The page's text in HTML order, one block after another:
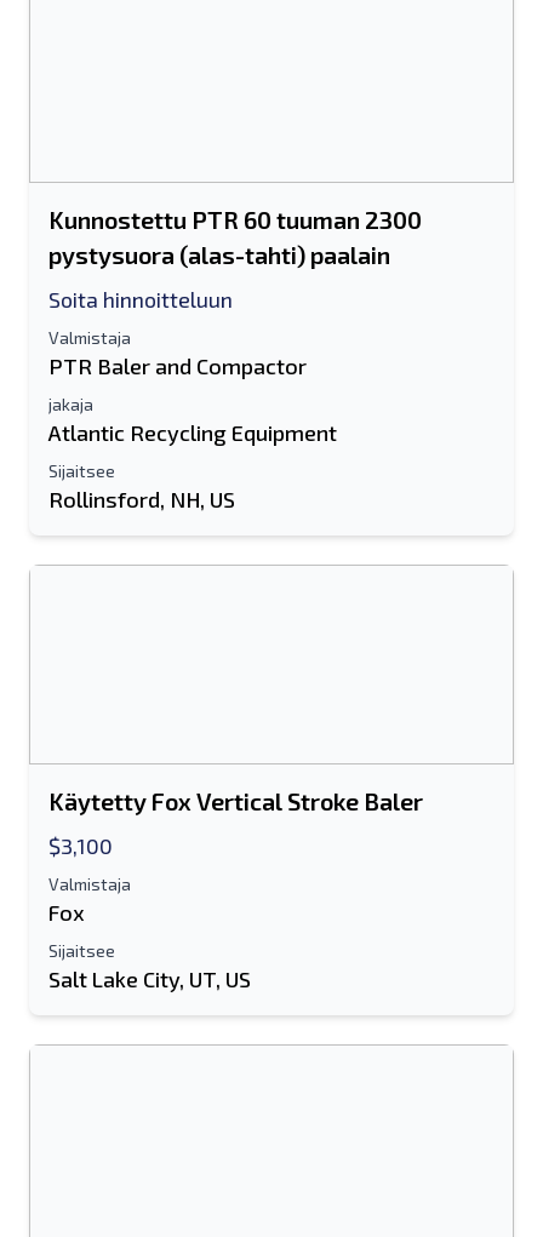
Kunnostettu PTR 60 tuuman 2300
pystysuora (alas-tahti) paalain
Soita hinnoitteluun
Valmistaja
PTR Baler and Compactor
jakaja
Atlantic Recycling Equipment
Sijaitsee
Rollinsford, NH, US
Käytetty Fox Vertical Stroke Baler
$3,100
Valmistaja
Fox
Sijaitsee
Salt Lake City, UT, US